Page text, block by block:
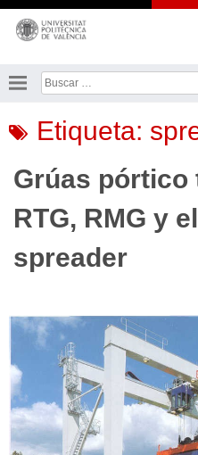
Saltar
contenido
Buscar:
Etiqueta:
Grúas pórtico
RTG, RMG y
spreader